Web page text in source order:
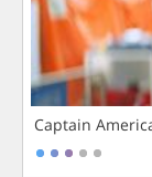
Captain